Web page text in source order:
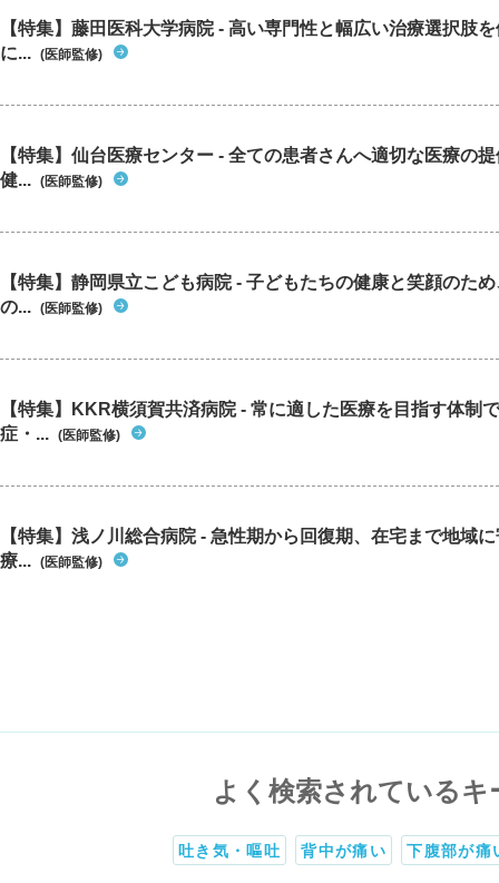
【特集】藤田医科大学病院 - 高い専門性と幅広い治療選択肢
に... (医師監修)
【特集】仙台医療センター - 全ての患者さんへ適切な医療の
健... (医師監修)
【特集】静岡県立こども病院 - 子どもたちの健康と笑顔のた
の... (医師監修)
【特集】KKR横須賀共済病院 - 常に適した医療を目指す体制
症・... (医師監修)
【特集】浅ノ川総合病院 - 急性期から回復期、在宅まで地域
療... (医師監修)
よく検索されているキ
吐き気・嘔吐 背中が痛い 下腹部が痛